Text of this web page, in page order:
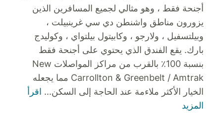
أجنحة فقط ، وهو مثالي لجميع المسافرين الذين
يزورون مناطق واشنطن دي سي غرينبيلت ،
وبيلتسفيل ، ولارجو ، وكابيتول بيلتواي ، وكوليدج
بارك. يقع الفندق الذي يحتوي على أجنحة فقط
بنسبة 100٪ بالقرب من مراكز المواصلات New
Carrollton & Greenbelt / Amtrak مما يجعله
الخيار الأكثر ملاءمة عند الحاجة إلى السكن... اقرأ
المزيد